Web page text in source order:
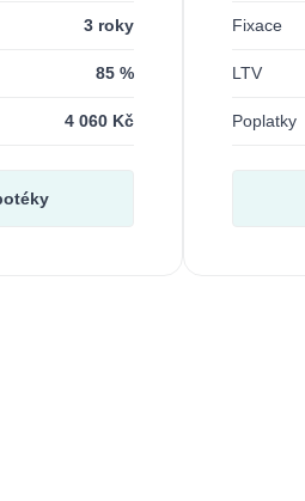
3 roky
85 %
4 060 Kč
Fixace
LTV
Poplatky